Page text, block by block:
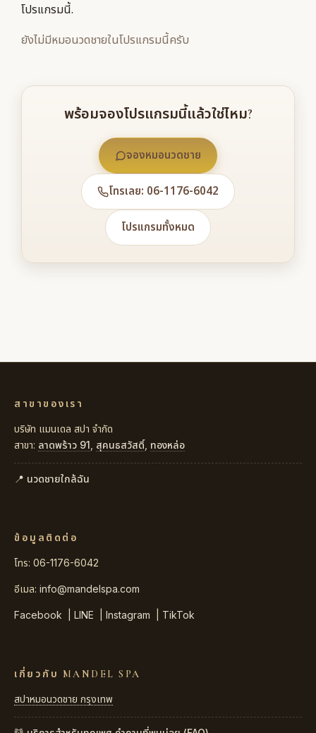
โปรแกรมนี้.
ยังไม่มีหมอนวดชายในโปรแกรมนี้ครับ
พร้อมจองโปรแกรมนี้แล้วใช่ไหม?
จองหมอนวดชาย
โทรเลย: 06-1176-6042
โปรแกรมทั้งหมด
สาขาของเรา
บริษัท แมนเดล สปา จำกัด
สาขา: ลาดพร้าว 91 สุคนธสวัสดิ์ ทองหล่อ
📍 นวดชายใกล้ฉัน
ข้อมูลติดต่อ
โทร: 06-1176-6042
อีเมล: info@mandelspa.com
Facebook LINE Instagram TikTok
เกี่ยวกับ MANDEL SPA
สปาหมอนวดชาย กรุงเทพ